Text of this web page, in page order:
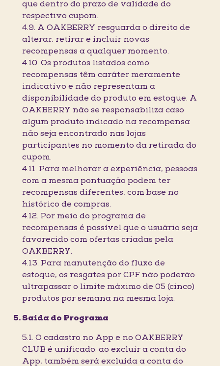
que dentro do prazo de validade do
respectivo cupom.
4.9. A OAKBERRY resguarda o direito de
alterar, retirar e incluir novas
recompensas a qualquer momento.
4.10. Os produtos listados como
recompensas têm caráter meramente
indicativo e não representam a
disponibilidade do produto em estoque. A
OAKBERRY não se responsabiliza caso
algum produto indicado na recompensa
não seja encontrado nas lojas
participantes no momento da retirada do
cupom.
4.11. Para melhorar a experiência, pessoas
com a mesma pontuação podem ter
recompensas diferentes, com base no
histórico de compras.
4.12. Por meio do programa de
recompensas é possível que o usuário seja
favorecido com ofertas criadas pela
OAKBERRY.
4.13. Para manutenção do fluxo de
estoque, os resgates por CPF não poderão
ultrapassar o limite máximo de 05 (cinco)
produtos por semana na mesma loja.
Saída do Programa
5.1. O cadastro no App e no OAKBERRY
CLUB é unificado; ao excluir a conta do
App, também será excluída a conta do